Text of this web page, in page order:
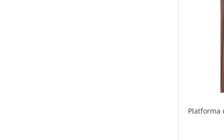
Platforma